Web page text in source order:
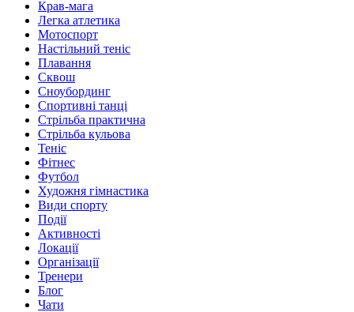
Крав-мага
Легка атлетика
Мотоспорт
Настільний теніс
Плавання
Сквош
Сноубординг
Спортивні танці
Стрільба практична
Стрільба кульова
Теніс
Фітнес
Футбол
Художня гімнастика
Види спорту
Події
Активності
Локації
Організації
Тренери
Блог
Чати